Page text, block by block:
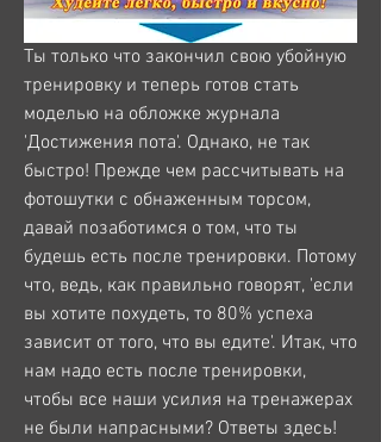
Ты только что закончил свою убойную
тренировку и теперь готов стать
моделью на обложке журнала
'Достижения пота'. Однако, не так
быстро! Прежде чем рассчитывать на
фотошутки с обнаженным торсом,
давай позаботимся о том, что ты
будешь есть после тренировки. Потому
что, ведь, как правильно говорят, 'если
вы хотите похудеть, то 80% успеха
зависит от того, что вы едите'. Итак, что
нам надо есть после тренировки,
чтобы все наши усилия на тренажерах
не были напрасными? Ответы здесь!